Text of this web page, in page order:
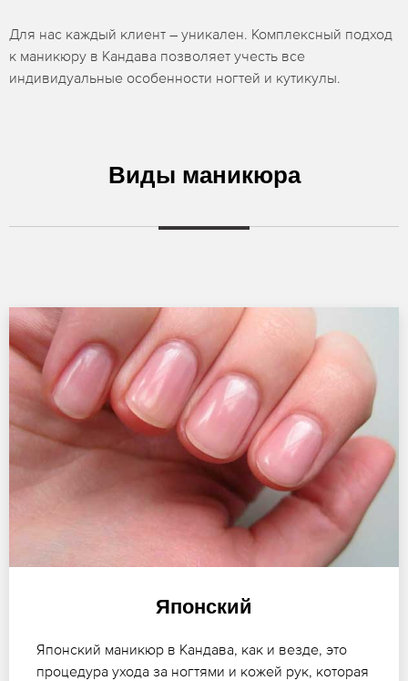
Для нас каждый клиент – уникален. Комплексный подход
к маникюру в Кандава позволяет учесть все
индивидуальные особенности ногтей и кутикулы.
Виды маникюра
Японский
Японский маникюр в Кандава, как и везде, это
процедура ухода за ногтями и кожей рук, которая